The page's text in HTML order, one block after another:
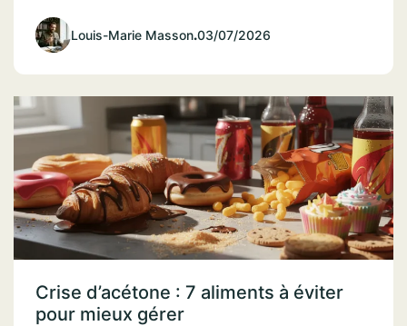
Louis-Marie Masson.03/07/2026
Crise d’acétone : 7 aliments à éviter
pour mieux gérer